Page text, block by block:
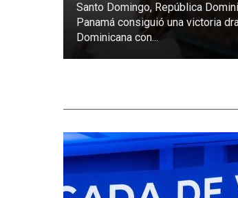
Santo Domingo, República
Panamá consiguió una victoria
Dominicana con...